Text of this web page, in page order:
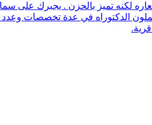
لكنه تميز بالحزن . يجبرك على